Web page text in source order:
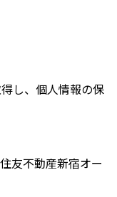
し、個人情報の保
友不動産新宿オー